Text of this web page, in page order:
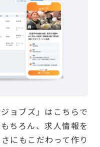
ョブズ」はこちらで
ちろん、求人情報を
にもこだわって作り